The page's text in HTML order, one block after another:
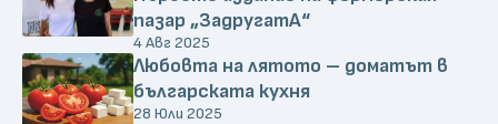
пазар „ЗадругатА“
4 Авг 2025
Любовта на лятото – доматът в
българската кухня
28 Юли 2025